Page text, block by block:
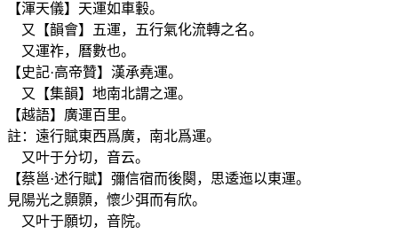
【渾天儀】天運如車轂。
又【韻會】五運，五行氣化流轉之名。
又運祚，曆數也。
【史記·高帝贊】漢承堯運。
又【集韻】地南北謂之運。
【越語】廣運百里。
註：遠行賦東西爲廣，南北爲運。
又叶于分切，音云。
【蔡邕·述行賦】彌信宿而後闋，思逶迤以東運。
見陽光之顥顥，懷少弭而有欣。
又叶于願切，音院。